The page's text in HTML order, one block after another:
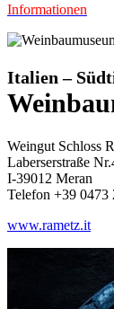
Informationen
Italien –
Weingut Schloss
Laberserstraße
I-39012 Meran
Telefon +39 0473
www.rametz.it